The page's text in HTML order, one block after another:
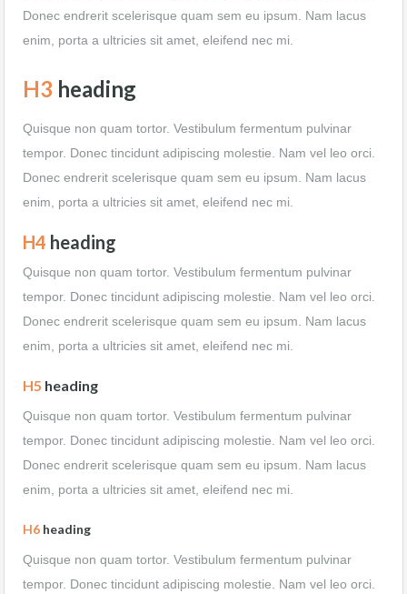
Donec endrerit scelerisque quam sem eu ipsum. Nam lacus
enim, porta a ultricies sit amet, eleifend nec mi.
H3 heading
Quisque non quam tortor. Vestibulum fermentum pulvinar
tempor. Donec tincidunt adipiscing molestie. Nam vel leo orci.
Donec endrerit scelerisque quam sem eu ipsum. Nam lacus
enim, porta a ultricies sit amet, eleifend nec mi.
H4 heading
Quisque non quam tortor. Vestibulum fermentum pulvinar
tempor. Donec tincidunt adipiscing molestie. Nam vel leo orci.
Donec endrerit scelerisque quam sem eu ipsum. Nam lacus
enim, porta a ultricies sit amet, eleifend nec mi.
H5 heading
Quisque non quam tortor. Vestibulum fermentum pulvinar
tempor. Donec tincidunt adipiscing molestie. Nam vel leo orci.
Donec endrerit scelerisque quam sem eu ipsum. Nam lacus
enim, porta a ultricies sit amet, eleifend nec mi.
H6 heading
Quisque non quam tortor. Vestibulum fermentum pulvinar
tempor. Donec tincidunt adipiscing molestie. Nam vel leo orci.